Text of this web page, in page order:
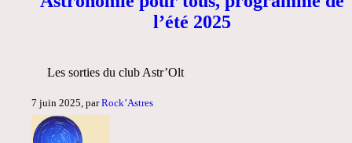
l’été 2025
Les sorties du club Astr’Olt
7 juin 2025, parRock’Astres